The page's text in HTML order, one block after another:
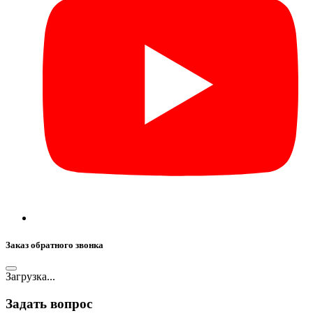
Заказ обратного звонка
Загрузка...
Задать вопрос